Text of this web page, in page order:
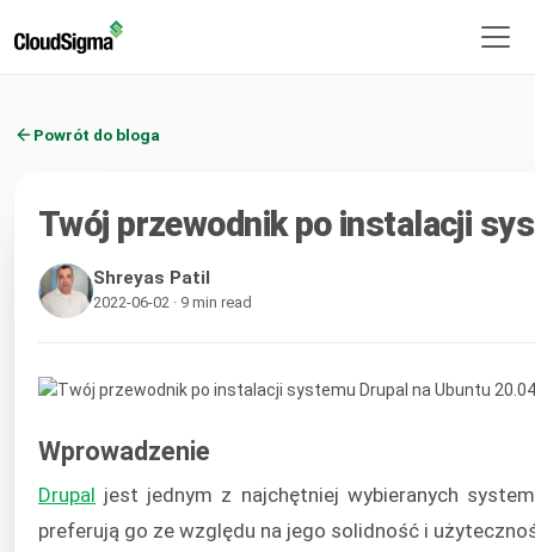
Powrót do bloga
Twój przewodnik po instalacji
Shreyas Patil
2022-06-02 · 9 min read
Wprowadzenie
Drupal jest jednym z najchętniej wybieranych
preferują go ze względu na jego solidność i